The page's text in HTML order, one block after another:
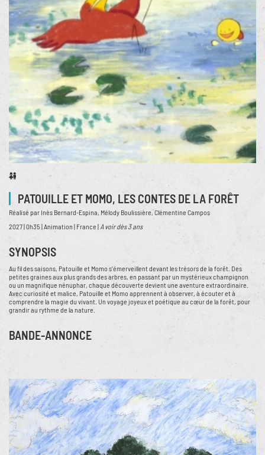
PATOUILLE ET MOMO, LES CONTES DE LA FORÊT
Réalisé par Inès Bernard-Espina, Mélody Boulissière, Clémentine Campos
2027 | 0h35 | Animation | France | A voir dès 3 ans
SYNOPSIS
Au fil des saisons, Patouille et Momo s’émerveillent devant les trésors de la forêt. Des
petites graines aux plus grands des arbres, en passant par un mystérieux champignon
ou un magnifique nénuphar, chaque découverte devient une aventure extraordinaire.
Avec curiosité et malice, Patouille et Momo apprennent à observer, à écouter et à
comprendre la magie du vivant. Un voyage joyeux et poétique au cœur de la forêt, pour
grandir au rythme de la nature.
BANDE-ANNONCE